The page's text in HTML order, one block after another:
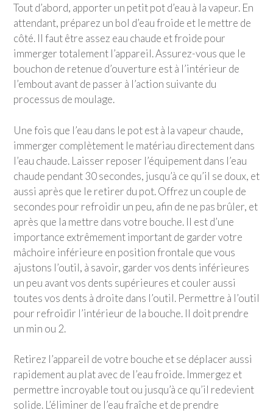
Tout d’abord, apporter un petit pot d’eau à la vapeur. En
attendant, préparez un bol d’eau froide et le mettre de
côté. Il faut être assez eau chaude et froide pour
immerger totalement l’appareil. Assurez-vous que le
bouchon de retenue d’ouverture est à l’intérieur de
l’embout avant de passer à l’action suivante du
processus de moulage.
Une fois que l’eau dans le pot est à la vapeur chaude,
immerger complètement le matériau directement dans
l’eau chaude. Laisser reposer l’équipement dans l’eau
chaude pendant 30 secondes, jusqu’à ce qu’il se doux, et
aussi après que le retirer du pot. Offrez un couple de
secondes pour refroidir un peu, afin de ne pas brûler, et
après que la mettre dans votre bouche. Il est d’une
importance extrêmement important de garder votre
mâchoire inférieure en position frontale que vous
ajustons l’outil, à savoir, garder vos dents inférieures
un peu avant vos dents supérieures et couler aussi
toutes vos dents à droite dans l’outil. Permettre à l’outil
pour refroidir l’intérieur de la bouche. Il doit prendre
un min ou 2.
Retirez l’appareil de votre bouche et se déplacer aussi
rapidement au plat avec de l’eau froide. Immergez et
permettre incroyable tout ou jusqu’à ce qu’il redevient
solide. L’éliminer de l’eau fraîche et de prendre